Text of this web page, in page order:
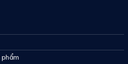
phẩm